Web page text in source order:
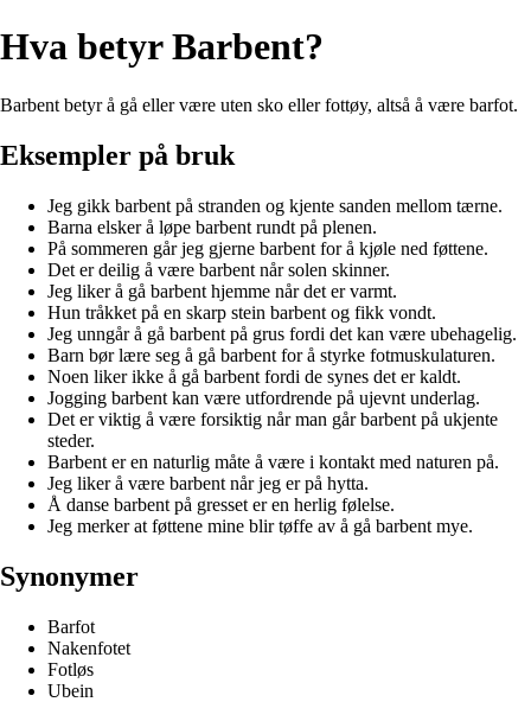
Hva betyr Barbent?
Barbent betyr å gå eller være uten sko eller fottøy, altså å være barfot.
Eksempler på bruk
Jeg gikk barbent på stranden og kjente sanden mellom tærne.
Barna elsker å løpe barbent rundt på plenen.
På sommeren går jeg gjerne barbent for å kjøle ned føttene.
Det er deilig å være barbent når solen skinner.
Jeg liker å gå barbent hjemme når det er varmt.
Hun tråkket på en skarp stein barbent og fikk vondt.
Jeg unngår å gå barbent på grus fordi det kan være ubehagelig.
Barn bør lære seg å gå barbent for å styrke fotmuskulaturen.
Noen liker ikke å gå barbent fordi de synes det er kaldt.
Jogging barbent kan være utfordrende på ujevnt underlag.
Det er viktig å være forsiktig når man går barbent på ukjente
steder.
Barbent er en naturlig måte å være i kontakt med naturen på.
Jeg liker å være barbent når jeg er på hytta.
Å danse barbent på gresset er en herlig følelse.
Jeg merker at føttene mine blir tøffe av å gå barbent mye.
Synonymer
Barfot
Nakenfotet
Fotløs
Ubein